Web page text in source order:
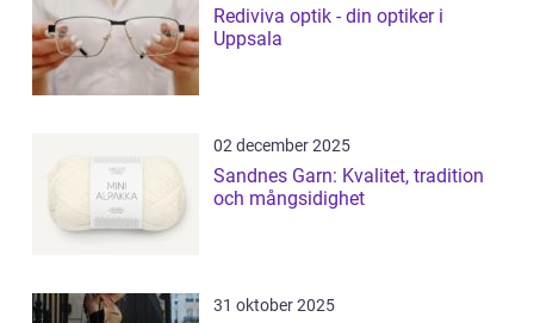
Rediviva optik - din optiker i
Uppsala
02 december 2025
Sandnes Garn: Kvalitet, tradition
och mångsidighet
31 oktober 2025